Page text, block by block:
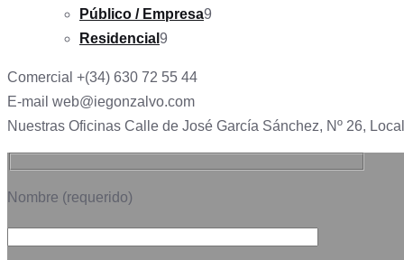
Público / Empresa9
Residencial 9
Comercial +(34) 630 72 55 44
E-mail web@iegonzalvo.com
Nuestras Oficinas Calle de José García Sánchez, Nº 26,
Nombre (requerido)